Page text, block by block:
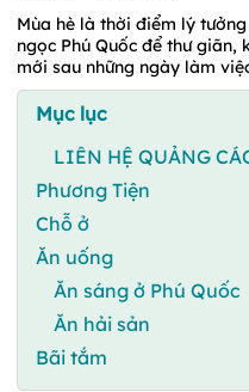
Mùa hè là thời điểm lý
ngọc Phú Quốc để thư
mới sau những ngày làm
Mục lục
LIÊN HỆ QUẢNG
Phương Tiện
Chỗ ở
Ăn uống
Ăn sáng ở Phú Quốc
Ăn hải sản
Bãi tắm